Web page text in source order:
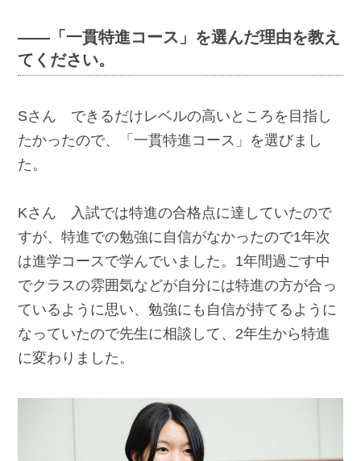
――「一貫特進コース」を選んだ理由を教え
てください。
Sさん できるだけレベルの高いところを目指し
たかったので、「一貫特進コース」を選びまし
た。
Kさん 入試では特進の合格点に達していたので
すが、特進での勉強に自信がなかったので1年次
は進学コースで学んでいました。1年間過ごす中
でクラスの雰囲気などが自分には特進の方が合っ
ているように思い、勉強にも自信が持てるように
なっていたので先生に相談して、2年生から特進
に変わりました。